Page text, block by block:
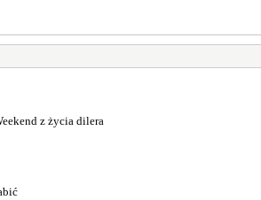
z życia dilera